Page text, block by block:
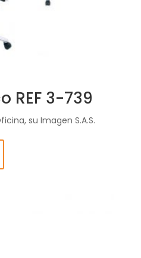
REF 3-739
su Imagen S.A.S.